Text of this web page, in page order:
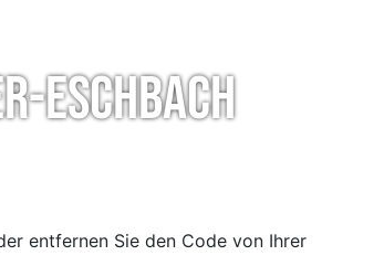
Eschbach
entfernen Sie den Code von Ihrer